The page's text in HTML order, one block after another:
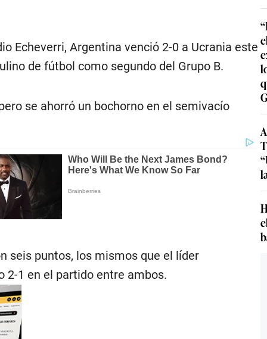
Echeverri, Argentina venció 2-0 a Ucrania este
de fútbol como segundo del Grupo B.
se ahorró un bochorno en el semivacío
seis puntos, los mismos que el líder
2-1 en el partido entre ambos.